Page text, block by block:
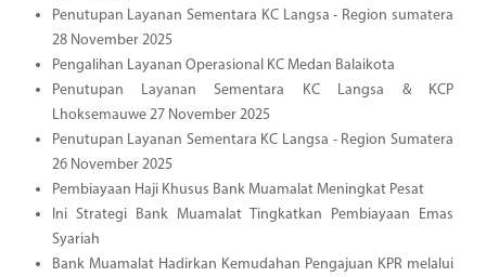
Penutupan Layanan Sementara KC Langsa - Region sumatera
28 November 2025
Pengalihan Layanan Operasional KC Medan Balaikota
Penutupan Layanan Sementara KC Langsa & KCP
Lhoksemauwe 27 November 2025
Penutupan Layanan Sementara KC Langsa - Region Sumatera
26 November 2025
Pembiayaan Haji Khusus Bank Muamalat Meningkat Pesat
Ini Strategi Bank Muamalat Tingkatkan Pembiayaan Emas
Syariah
Bank Muamalat Hadirkan Kemudahan Pengajuan KPR melalui